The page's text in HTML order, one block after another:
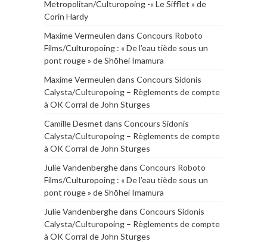
Metropolitan/Culturopoing -« Le Sifflet » de
Corin Hardy
Maxime Vermeulen dans Concours Roboto
Films/Culturopoing : « De l’eau tiède sous un
pont rouge » de Shōhei Imamura
Maxime Vermeulen dans Concours Sidonis
Calysta/Culturopoing – Règlements de compte
à OK Corral de John Sturges
Camille Desmet dans Concours Sidonis
Calysta/Culturopoing – Règlements de compte
à OK Corral de John Sturges
Julie Vandenberghedans Concours Roboto
Films/Culturopoing : « De l’eau tiède sous un
pont rouge » de Shōhei Imamura
Julie Vandenberghedans Concours Sidonis
Calysta/Culturopoing – Règlements de compte
à OK Corral de John Sturges